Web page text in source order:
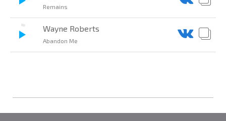
Remains
Wayne Roberts
Abandon Me